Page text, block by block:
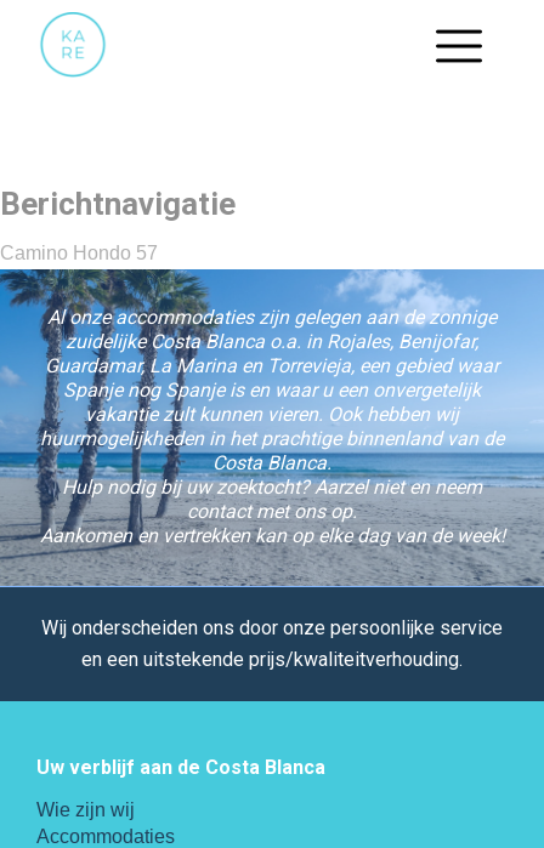
23 BIJKEUKEN_
Berichtnavigatie
Camino Hondo 57
Al onze accommodaties zijn gelegen aan de zonnige
zuidelijke Costa Blanca o.a. in Rojales, Benijofar,
Guardamar, La Marina en Torrevieja, een gebied waar
Spanje nog Spanje is en waar u een onvergetelijk
vakantie zult kunnen vieren. Ook hebben wij
huurmogelijkheden in het prachtige binnenland van de
Costa Blanca.
Hulp nodig bij uw zoektocht? Aarzel niet en neem
contact met ons op.
Aankomen en vertrekken kan op elke dag van de week!
Wij onderscheiden ons door onze persoonlijke service
en een uitstekende prijs/kwaliteitverhouding.
Uw verblijf aan de Costa Blanca
Wie zijn wij
Accommodaties